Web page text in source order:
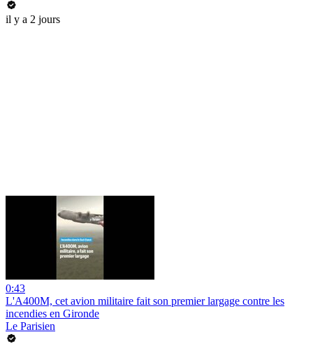
il y a 2 jours
0:43
L'A400M, cet avion militaire fait son premier largage contre les
incendies en Gironde
Le Parisien